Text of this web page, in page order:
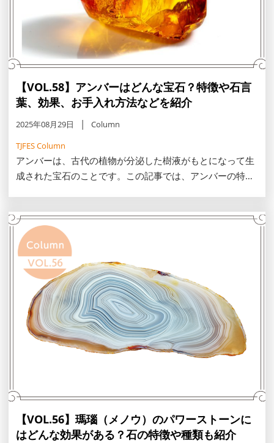
【VOL.58】アンバーはどんな宝石？特徴や石言
葉、効果、お手入れ方法などを紹介
2025年08月29日
Column
TJFES Column
アンバーは、古代の植物が分泌した樹液がもとになって生
成された宝石のことです。この記事では、アンバーの特徴
【VOL.56】瑪瑙（メノウ）のパワーストーンに
はどんな効果がある？石の特徴や種類も紹介